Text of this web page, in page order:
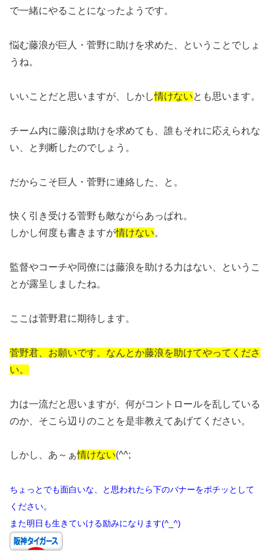
で一緒にやることになったようです。
悩む藤浪が巨人・菅野に助けを求めた、ということでしょ
うね。
いいことだと思いますが、しかし情けないとも思います。
チーム内に藤浪は助けを求めても、誰もそれに応えられな
い、と判断したのでしょう。
だからこそ巨人・菅野に連絡した、と。
快く引き受ける菅野も敵ながらあっぱれ。
しかし何度も書きますが情けない。
監督やコーチや同僚には藤浪を助ける力はない、というこ
とが露呈しましたね。
ここは菅野君に期待します。
菅野君、お願いです。なんとか藤浪を助けてやってくださ
い。
力は一流だと思いますが、何がコントロールを乱している
のか、そこら辺りのことを是非教えてあげてください。
しかし、あ～ぁ情けない(^^;
ちょっとでも面白いな、と思われたら下のバナーをポチッとして
ください。
また明日も生きていける励みになります(^_^)